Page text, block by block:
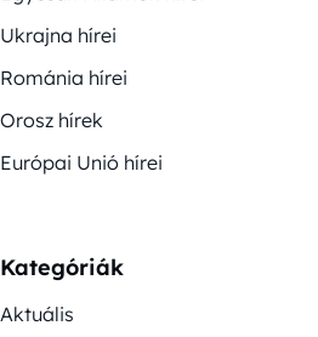
Ukrajna hírei
Románia hírei
Orosz hírek
Európai Unió hírei
Kategóriák
Aktuális